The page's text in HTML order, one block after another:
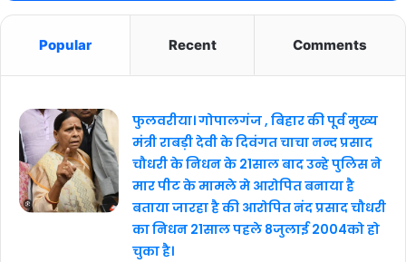
Popular Recent Comments
फुलवरीया। गोपालगंज , बिहार की पूर्व मुख्य
मंत्री राबड़ी देवी के दिवंगत चाचा नन्द प्रसाद
चौधरी के निधन के 21साल बाद उन्हे पुलिस ने
मार पीट के मामले मे आरोपित बनाया है
बताया जारहा है की आरोपित नंद प्रसाद चौधरी
का निधन 21साल पहले 8जुलाई 2004को हो
चुका है।